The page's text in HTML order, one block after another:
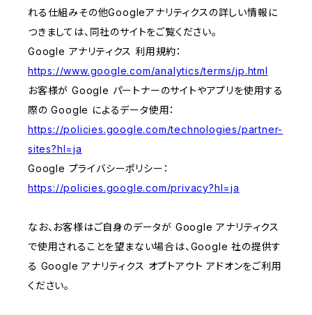
れる仕組みその他Googleアナリティクスの詳しい情報に
つきましては、同社のサイトをご覧ください。
Google アナリティクス 利用規約：
https://www.google.com/analytics/terms/jp.html
お客様が Google パートナーのサイトやアプリを使用する
際の Google によるデータ使用：
https://policies.google.com/technologies/partner-
sites?hl=ja
Google プライバシーポリシー：
https://policies.google.com/privacy?hl=ja
なお、お客様はご自身のデータが Google アナリティクス
で使用されることを望まない場合は、Google 社の提供す
る Google アナリティクス オプトアウト アドオンをご利用
ください。